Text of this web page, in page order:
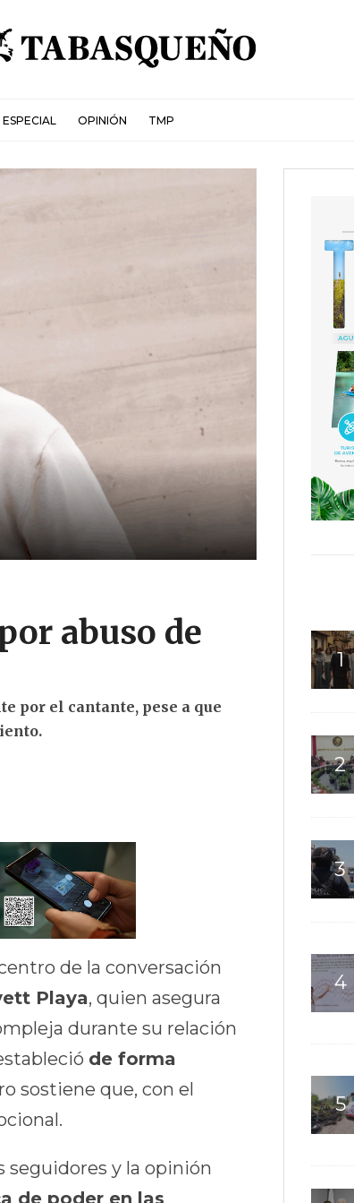
ESPECIAL OPINIÓN TMP
abuso de
por el cantante, pese a que
de la conversación
Playa, quien asegura
durante su relación
de forma
sostiene que, con el
seguidores y la opinión